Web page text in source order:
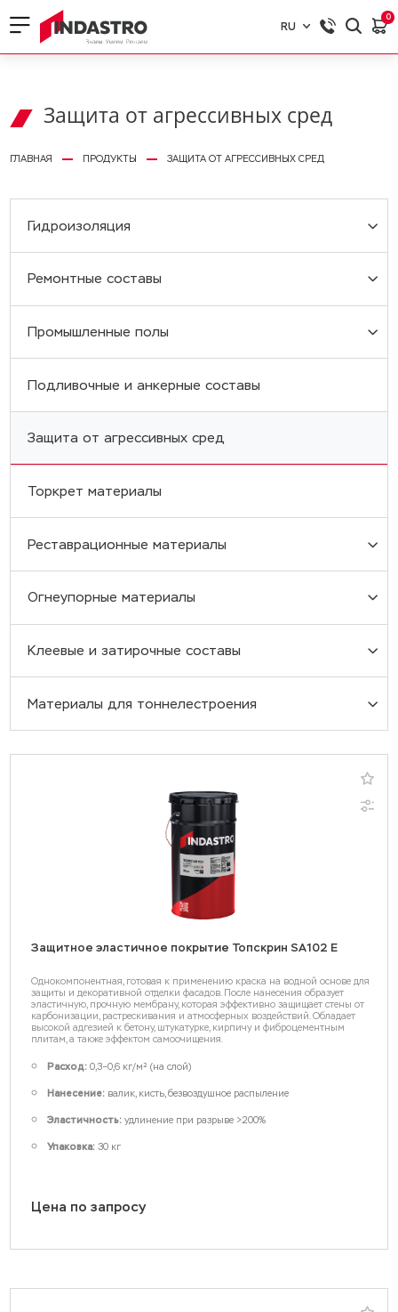
RU
RU
0
Защита от агрессивных сред
ГЛАВНАЯ ПРОДУКТЫ ЗАЩИТА ОТ АГРЕССИВНЫХ СРЕД
Гидроизоляция
Полимерцементная гидроизоляция
Инъекционная гидроизоляция
Ленты и сопутствующие материалы
Ремонтные составы
Ремонтные составы
Антикоррозийные составы
Промышленные полы
Цементные наливные полы
Эпоксидные покрытия
Полиуретановые покрытия
Антистатические
Пропитка для бетона
Топпинги
Подливочные и анкерные составы
Защита от агрессивных сред
Торкрет материалы
Реставрационные материалы
Материалы для санации
Материалы для выравнивания
Материалы для кладки
Интерьерные краски
Фасадные краски
Огнеупорные материалы
Для индукционных печей
Среднецементные бетоны
Мертель огнеупорный
Набивные массы для тепловых агрегатов
Клеевые и затирочные составы
Клеи
Материалы для тоннелестроения
Тампонажные смеси
Защитное эластичное покрытие Топскрин SA102 E
Однокомпонентная, готовая к применению краска на водной основе для
защиты и декоративной отделки фасадов. После нанесения образует
эластичную, прочную мембрану, которая эффективно защищает стены от
карбонизации, растрескивания и атмосферных воздействий. Обладает
высокой адгезией к бетону, штукатурке, кирпичу и фиброцементным
плитам, а также эффектом самоочищения.
Расход:0,3–0,6 кг/м² (на слой)
Нанесение:валик, кисть, безвоздушное распыление
Эластичность:удлинение при разрыве >200%
Упаковка:30 кг
Цена по запросу